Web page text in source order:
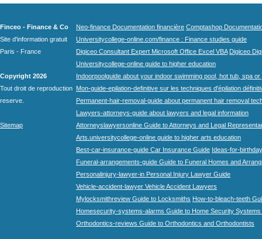
Finceo - Finance & Co
Site d'information gratuit
Paris - France
Copyright 2026
Tout droit de reproduction
reserve.
Sitemap
Neo-finance Documentation financière Comptashop
Universitycollege-online.com/finance : Finance studies guide
Digiceo Consultant Expert Microsoft Office Excel VBA Digiceo
Universitycollege-online guide to higher education
Indoorpoolguide about your indoor swimming pool, hot tub, spa
Mon-guide-epilation-definitive sur les techniques d'épilation
Permanent-hair-removal-guide about permanent hair removal
Lawyers-attorneys-guide about lawyers and legal information
Attorneyslawyersonline Guide to Attorneys and Legal
Arts.universitycollege-online guide to higher arts education
Best-car-insurance-guide Car Insurance Guide Ideas-for-
Funeral-arrangements-guide Guide to Funeral Homes and
Personalinjury-lawyer-in Personal Injury Lawyer Guide
Vehicle-accident-lawyer Vehicle Accident Lawyers
Mylocksmithreview Guide to Locksmiths How-to-bleach-teeth
Homesecurity-systems-alarms Guide to Home Security Systems
Orthodontics-reviews Guide to Orthodontics and Orthodontists